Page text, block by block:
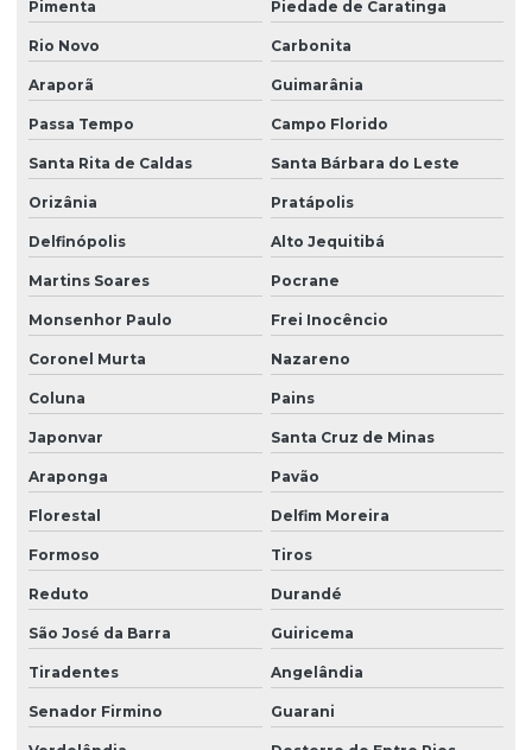
Pimenta Piedade de Caratinga
Rio Novo Carbonita
Araporã Guimarânia
Passa Tempo Campo Florido
Santa Rita de Caldas Santa Bárbara do Leste
Orizânia Pratápolis
Delfinópolis Alto Jequitibá
Martins Soares Pocrane
Monsenhor Paulo Frei Inocêncio
Coronel Murta Nazareno
Coluna Pains
Japonvar Santa Cruz de Minas
Araponga Pavão
Florestal Delfim Moreira
Formoso Tiros
Reduto Durandé
São José da Barra Guiricema
Tiradentes Angelândia
Senador Firmino Guarani